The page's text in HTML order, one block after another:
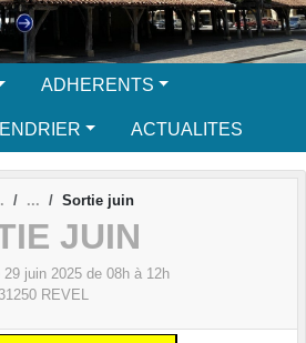
ADHERENTS
ACTUALITES
Sortie juin
JUIN
29 juin 2025 de 08h à 12h
31250 REVEL